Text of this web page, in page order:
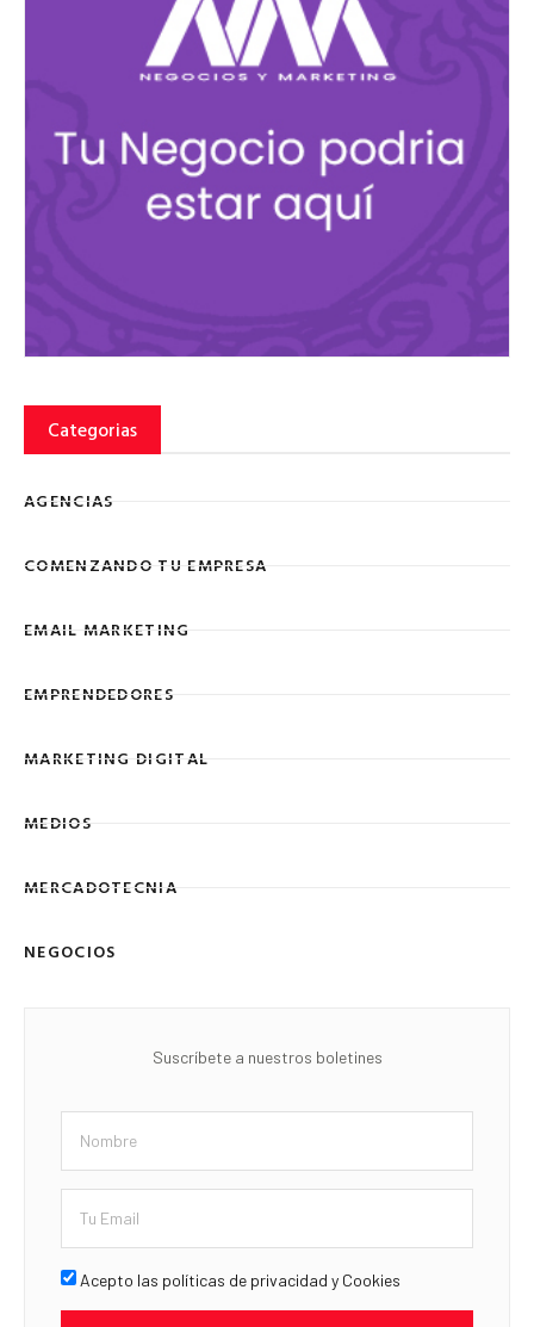
Categorias
AGENCIAS
COMENZANDO TU EMPRESA
EMAIL MARKETING
EMPRENDEDORES
MARKETING DIGITAL
MEDIOS
MERCADOTECNIA
NEGOCIOS
Suscríbete a nuestros boletines
Acepto las políticas de privacidad y Cookies